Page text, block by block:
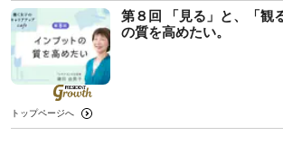
第８回 「見る」と、「観
の質を高めたい。
トップページへ